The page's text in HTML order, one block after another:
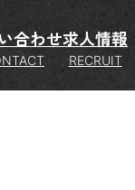
合わせ求人情報
RECRUIT